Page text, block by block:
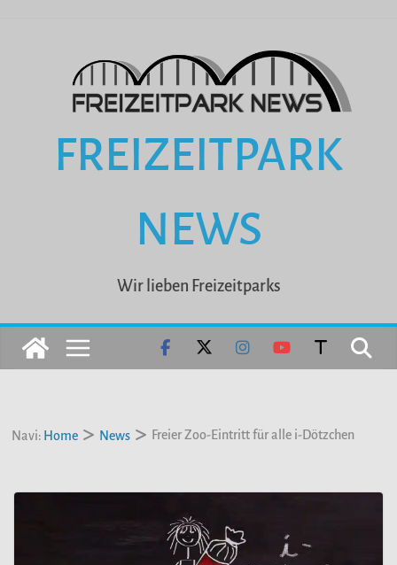
FREIZEITPARK
NEWS
Wir lieben Freizeitparks
Navi: Home News Freier Zoo-Eintritt für alle i-Dötzchen